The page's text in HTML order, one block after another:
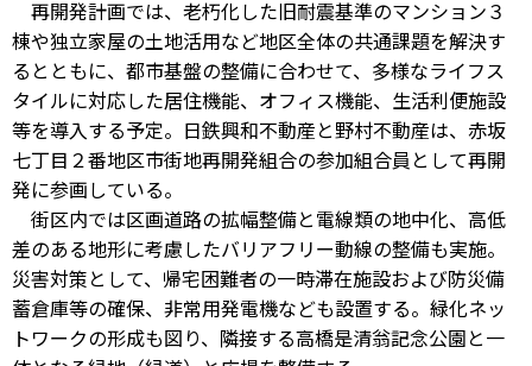
再開発計画では、老朽化した旧耐震基準のマンション３
棟や独立家屋の土地活用など地区全体の共通課題を解決す
るとともに、都市基盤の整備に合わせて、多様なライフス
タイルに対応した居住機能、オフィス機能、生活利便施設
等を導入する予定。日鉄興和不動産と野村不動産は、赤坂
七丁目２番地区市街地再開発組合の参加組合員として再開
発に参画している。
街区内では区画道路の拡幅整備と電線類の地中化、高低
差のある地形に考慮したバリアフリー動線の整備も実施。
災害対策として、帰宅困難者の一時滞在施設および防災備
蓄倉庫等の確保、非常用発電機なども設置する。緑化ネッ
トワークの形成も図り、隣接する高橋是清翁記念公園と一